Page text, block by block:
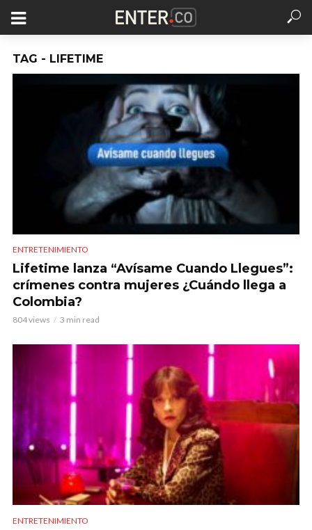
TAG - LIFETIME
ENTRETENIMIENTO
Lifetime lanza “Avísame Cuando Llegues”:
crímenes contra mujeres ¿Cuándo llega a
Colombia?
804 views 3 min read
ENTRETENIMIENTO